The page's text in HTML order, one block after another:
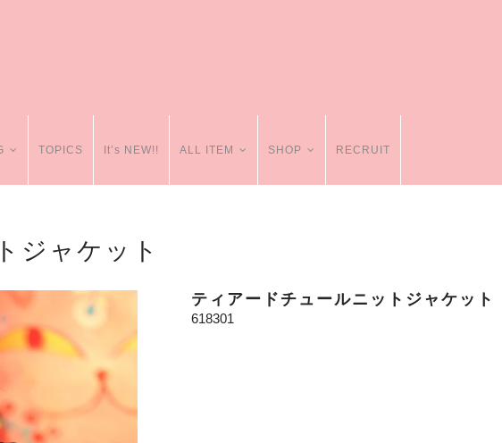
TOPICS It’s NEW!! ALL ITEM SHOP RECRUIT
ジャケット
ティアードチュールニットジャケット
618301